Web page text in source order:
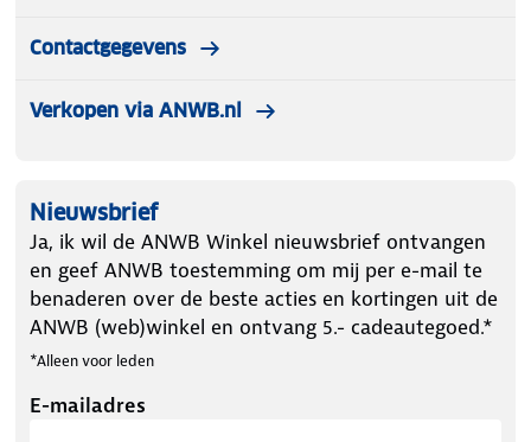
Contactgegevens
Verkopen via ANWB.nl
Nieuwsbrief
Ja, ik wil de ANWB Winkel nieuwsbrief ontvangen
en geef ANWB toestemming om mij per e-mail te
benaderen over de beste acties en kortingen uit de
ANWB (web)winkel en ontvang 5.- cadeautegoed.*
*Alleen voor leden
E-mailadres